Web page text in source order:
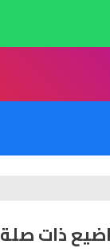
ذات صلة